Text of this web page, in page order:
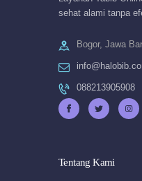
sehat alami tanpa
Bogor, Jawa
088213905908
Tentang Kami